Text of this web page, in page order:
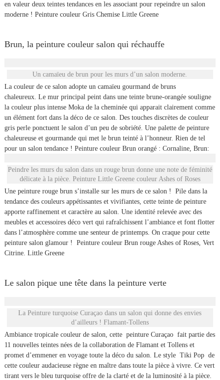
en valeur deux teintes tendances en les associant pour repeindre un salon
moderne ! Peinture couleur Gris Chemise Little Greene
Brun, la peinture couleur salon qui réchauffe
Un camaïeu de brun pour les murs d’un salon moderne.
La couleur de ce salon adopte un camaïeu gourmand de bruns
chaleureux. Le mur principal peint dans une teinte brune-orangée souligne
la couleur plus intense Moka de la cheminée qui apparait clairement comme
un élément fort dans la déco de ce salon. Des touches discrètes de couleur
gris perle ponctuent le salon d’un peu de sobriété. Une palette de peinture
chaleureuse et gourmande qui met le brun teinté à l’honneur. Rien de tel
pour un salon tendance ! Peinture couleur Brun orangé : Cornaline, Brun:
Peindre les murs du salon dans un rouge brun donne une note de féminité
délicate à la pièce. Peinture Little Greene couleur Ashes of Roses
Une peinture rouge brun s’installe sur les murs de ce salon ! Pile dans la
tendance des couleurs appétissantes et vivifiantes, cette teinte de peinture
apporte raffinement et caractère au salon. Une identité relevée avec des
meubles et accessoires déco vert qui rafraîchissent l’ambiance et font flotter
dans l’atmosphère comme une senteur de printemps. On craque pour cette
peinture salon glamour ! Peinture couleur Brun rouge Ashes of Roses, Vert
Citrine. Little Greene
Le salon pique une tête dans la peinture verte
La Peinture turquoise Curaçao dans un salon qui donne des envies
d’ailleurs ! Flamant-Tollens
Ambiance tropicale couleur de salon, cette peinture Curaçao fait partie des
11 nouvelles teintes nées de la collaboration de Flamant et Tollens et
promet d’emmener en voyage toute la déco du salon. Le style Tiki Pop de
cette couleur audacieuse règne en maître dans toute la pièce à vivre. Ce vert
tirant vers le bleu turquoise offre de la clarté et de la luminosité à la pièce.